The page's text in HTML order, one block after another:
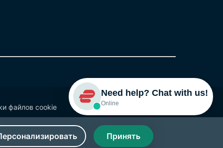
файлов cookie
Need help? Chat with us!
Online